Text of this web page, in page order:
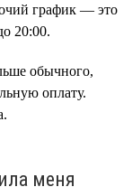
график — это
20:00.
обычного,
оплату.
меня